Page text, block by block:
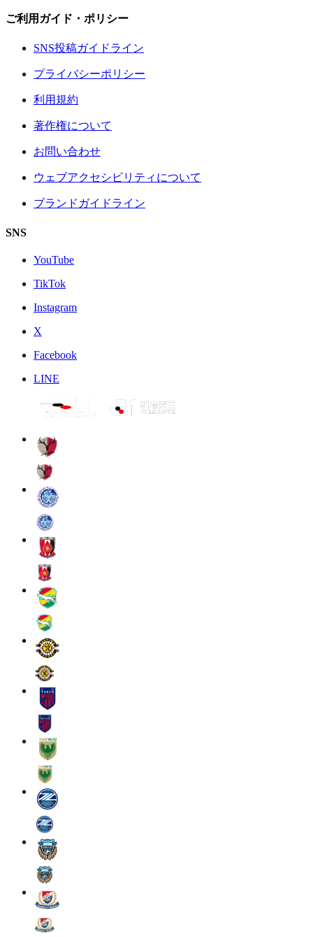
ご利用ガイド・ポリシー
SNS投稿ガイドライン
プライバシーポリシー
利用規約
著作権について
お問い合わせ
ウェブアクセシビリティについて
ブランドガイドライン
SNS
YouTube
TikTok
Instagram
X
Facebook
LINE